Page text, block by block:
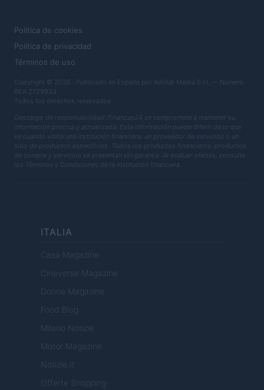
Política de cookies
Política de privacidad
Términos de uso
Copyright © 2026 · Publicado en España por AdHub Media S.r.l. — Número
REA 2729933
Todos los derechos reservados
Descargo de responsabilidad: Finanzas24 se compromete a mantener su
información precisa y actualizada. Esta información puede diferir de lo que
ve cuando visita una institución financiera, un proveedor de servicios o un
sitio de productos específicos. Todos los productos financieros, productos
de compra y servicios se presentan sin garantía. Al evaluar ofertas, consulte
los Términos y Condiciones de la institución financiera.
ITALIA
Casa Magazine
Cineverse Magazine
Donne Magazine
Food Blog
Milano Notizie
Motor Magazine
Notizie.it
Offerte Shopping